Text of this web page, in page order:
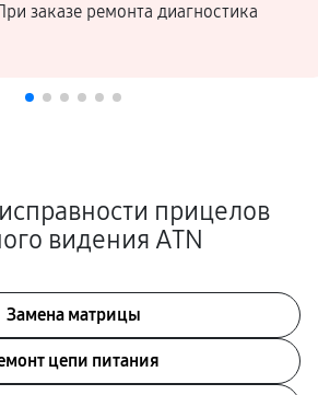
заказе ремонта диагностика
прицелов
видения ATN
Замена матрицы
цепи питания